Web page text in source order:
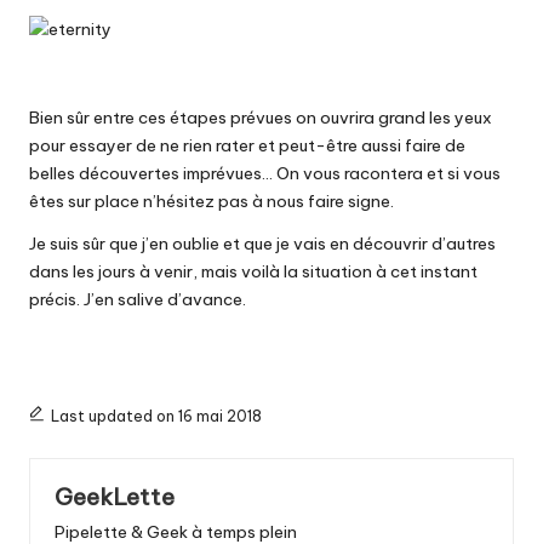
Bien sûr entre ces étapes prévues on ouvrira grand les yeux
pour essayer de ne rien rater et peut-être aussi faire de
belles découvertes imprévues… On vous racontera et si vous
êtes sur place n’hésitez pas à nous faire signe.
Je suis sûr que j’en oublie et que je vais en découvrir d’autres
dans les jours à venir, mais voilà la situation à cet instant
précis. J’en salive d’avance.
Last updated on 16 mai 2018
GeekLette
Pipelette & Geek à temps plein